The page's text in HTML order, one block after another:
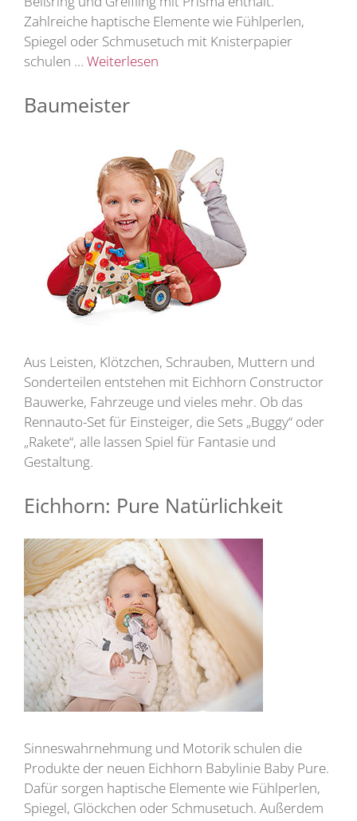
Zahlreiche haptische Elemente wie Fühlperlen,
Spiegel oder Schmusetuch mit Knisterpapier
schulen … Weiterlesen
Baumeister
Aus Leisten, Klötzchen, Schrauben, Muttern und
Sonderteilen entstehen mit Eichhorn Constructor
Bauwerke, Fahrzeuge und vieles mehr. Ob das
Rennauto-Set für Einsteiger, die Sets „Buggy“ oder
„Rakete“, alle lassen Spiel für Fantasie und
Gestaltung.
Eichhorn: Pure Natürlichkeit
Sinneswahrnehmung und Motorik schulen die
Produkte der neuen Eichhorn Babylinie Baby Pure.
Dafür sorgen haptische Elemente wie Fühlperlen,
Spiegel, Glöckchen oder Schmusetuch. Außerdem